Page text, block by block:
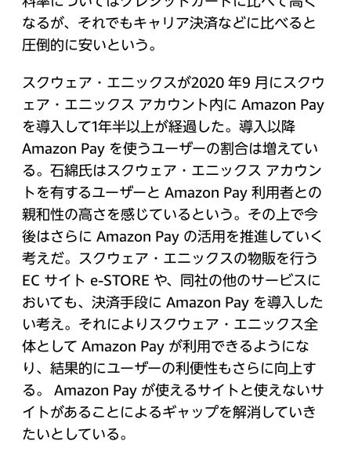
なるが、それでもキャリア決済などに比べると
圧倒的に安いという。
スクウェア・エニックスが2020 年9 月にスクウ
ェア・エニックス アカウント内に Amazon Pay
を導入して1年半以上が経過した。導入以降
Amazon Pay を使うユーザーの割合は増えてい
る。石綿氏はスクウェア・エニックス アカウン
トを有するユーザーと Amazon Pay 利用者との
親和性の高さを感じているという。その上で今
後はさらに Amazon Pay の活用を推進していく
考えだ。スクウェア・エニックスの物販を行う
EC サイト e-STORE や、同社の他のサービスに
おいても、決済手段に Amazon Pay を導入した
い考え。それによりスクウェア・エニックス全
体として Amazon Pay が利用できるようにな
り、結果的にユーザーの利便性もさらに向上す
る。 Amazon Pay が使えるサイトと使えないサ
イトがあることによるギャップを解消していき
たいとしている。